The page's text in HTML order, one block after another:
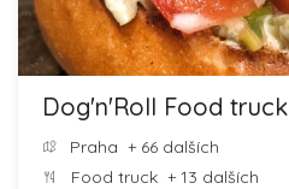
Dog'n'Roll Food truck
Praha + 66 dalších
Food truck + 13 dalších